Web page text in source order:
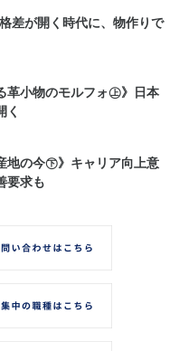
差が開く時代に、物作りで
革小物のモルフォ㊤》日本
く
地の今㊦》キャリア向上意
要求も